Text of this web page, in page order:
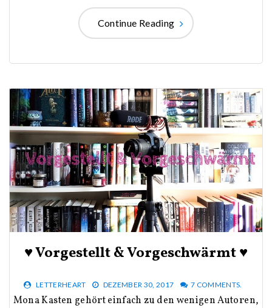
Continue Reading
♥ Vorgestellt & Vorgeschwärmt ♥
LETTERHEART DEZEMBER 30, 2017 7 COMMENTS.
Mona Kasten gehört einfach zu den wenigen Autoren,